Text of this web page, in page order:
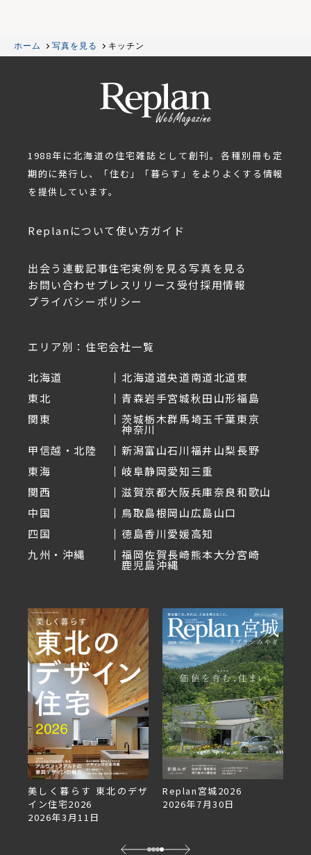
ホーム 写真を見る キッチン
1988年に北海道の住宅雑誌として創刊。各種別冊も定
期的に発行し、「住む」「暮らす」をよりよくする情報
を提供しています。
Replanについて使い方ガイド
出会う 連載記事住宅実例を見る写真を見る
お問い合わせ プレスリリース受付採用情報
プライバシーポリシー
エリア別：住宅会社一覧
北海道 北海道道央道南道北道東
東北
青森岩手宮城秋田山形福島
関東
茨城栃木群馬埼玉千葉東京
神奈川
甲信越・北陸
新潟富山石川福井山梨長野
東海
岐阜静岡愛知三重
関西
滋賀京都大阪兵庫奈良和歌山
中国
鳥取島根岡山広島山口
四国
徳島香川愛媛高知
九州・沖縄
福岡佐賀長崎熊本大分宮崎
鹿児島沖縄
美しく暮らす 東北のデザ
イン住宅2026
2026年3月11日
Replan宮城2026
2026年7月30日